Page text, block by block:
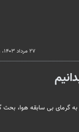
۲۷ مرداد ۱۴۰۳، ۱۰:۲۹
به گرمای بی سابقه هوا،